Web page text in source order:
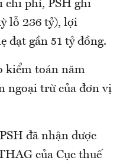
chi phí, PSH ghi
lỗ 236 tỷ), lợi
đạt gần 51 tỷ đồng.
kiểm toán năm
ngoại trừ của đơn vị
đã nhận dược
của Cục thuế